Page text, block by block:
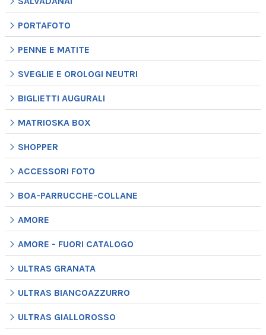
PORTAFOTO
PENNE E MATITE
SVEGLIE E OROLOGI NEUTRI
BIGLIETTI AUGURALI
MATRIOSKA BOX
SHOPPER
ACCESSORI FOTO
BOA-PARRUCCHE-COLLANE
AMORE
AMORE - FUORI CATALOGO
ULTRAS GRANATA
ULTRAS BIANCOAZZURRO
ULTRAS GIALLOROSSO